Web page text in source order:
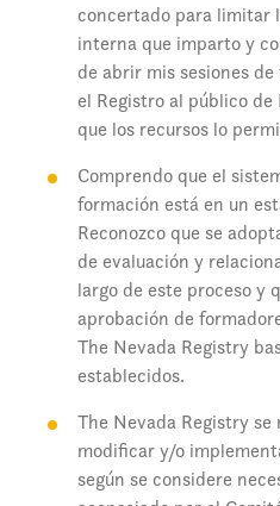
concertado para limitar
interna que imparto y
de abrir mis sesiones
el Registro al público de
que los recursos lo
Comprendo que el
formación está en un
Reconozco que se
de evaluación y
largo de este proceso y
aprobación de
The Nevada Registry
establecidos.
The Nevada Registry se
modificar y/o
según se considere